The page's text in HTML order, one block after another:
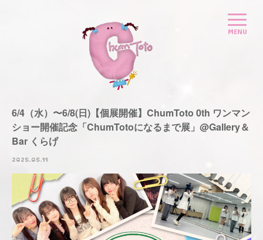
6/4（水）〜6/8(日)【個展開催】ChumToto 0th ワンマン
ショー開催記念「ChumTotoになるまで展」@Gallery＆
Bar くらげ
2025.05.11